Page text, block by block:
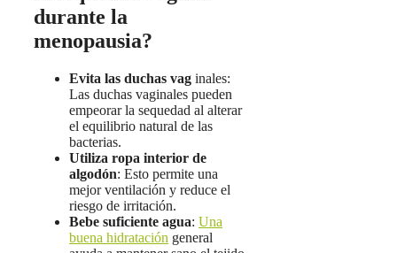
durante la
menopausia?
Evita las duchas vag inales:
Las duchas vaginales pueden
empeorar la sequedad al alterar
el equilibrio natural de las
bacterias.
Utiliza ropa interior de
algodón: Esto permite una
mejor ventilación y reduce el
riesgo de irritación.
Bebe suficiente agua: Una
buena hidratación general